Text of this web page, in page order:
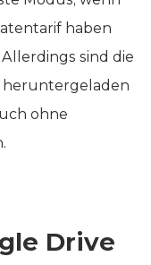
haben
sind die
heruntergeladen
ohne
Drive